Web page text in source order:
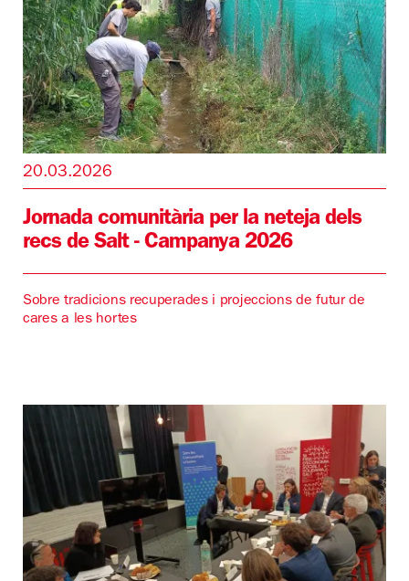
20.03.2026
Jornada comunitària per la neteja dels
recs de Salt - Campanya 2026
Sobre tradicions recuperades i projeccions de futur de
cares a les hortes